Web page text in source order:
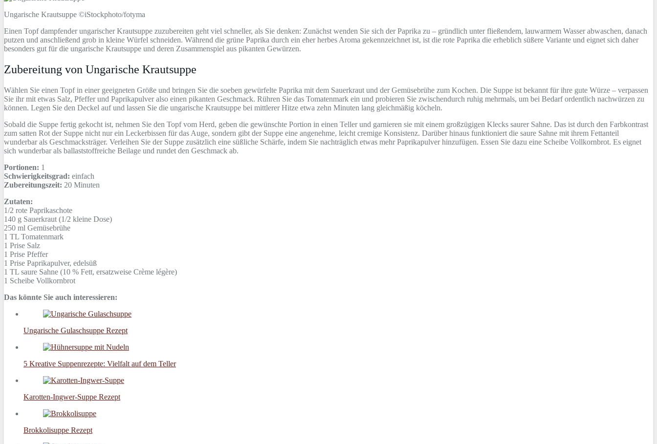
Ungarische Krautsuppe ©iStockphoto/fotyma
Einen Topf dampfender ungarischer Krautsuppe zuzubereiten geht viel schneller, als Sie denken: Zunächst wenden Sie sich der Paprika zu – gründlich unter fließendem, lauwarmem Wasser abwaschen, danach
putzen und anschließend grob in kleine Würfel schneiden. Während die grüne Paprika durch ein eher herbes Aroma gekennzeichnet ist, ist die rote Paprika die erheblich süßere Variante und eignet sich daher
besonders gut für die ungarische Krautsuppe und deren Zusammenspiel aus pikanten Gewürzen.
Zubereitung von Ungarische Krautsuppe
Wählen Sie einen Topf in einer geeigneten Größe und bringen Sie die soeben gewürfelte Paprika mit dem Sauerkraut und der Gemüsebrühe zum Kochen. Die Suppe ist bekannt für ihre gute Würze – verpassen
Sie ihr mit etwas Salz, Pfeffer und Paprikapulver also einen pikanten Geschmack. Rühren Sie das Tomatenmark ein und probieren Sie zwischendurch ruhig mehrmals, um bei Bedarf ordentlich nachwürzen zu
können. Legen Sie den Deckel auf und lassen Sie die ungarische Krautsuppe bei mittlerer Hitze etwa zehn Minuten lang gleichmäßig köcheln.
Sobald die Suppe fertig gekocht ist, nehmen Sie den Topf vom Herd, geben die gewünschte Portion in einen Teller und garnieren sie mit einem großzügigen Klecks saurer Sahne. Das ist durch den Farbkontrast
zum satten Rot der Suppe nicht nur ein Leckerbissen für das Auge, sondern gibt der Suppe eine angenehme, leicht cremige Konsistenz. Darüber hinaus funktioniert die saure Sahne mit ihrem Fettanteil
wunderbar als Geschmacksträger. Verleihen Sie der Suppe zusätzlich eine süßliche Schärfe, indem Sie nachträglich etwas mehr Paprikapulver hinzufügen. Essen Sie dazu eine Scheibe Vollkornbrot. Es eignet
sich wunderbar als ballaststoffreiche Beilage und rundet den Geschmack ab.
Portionen: 1
Schwierigkeitsgrad: einfach
Zubereitungszeit: 20 Minuten
Zutaten:
1/2 rote Paprikaschote
140 g Sauerkraut (1/2 kleine Dose)
250 ml Gemüsebrühe
1 TL Tomatenmark
1 Prise Salz
1 Prise Pfeffer
1 Prise Paprikapulver, edelsüß
1 TL saure Sahne (10 % Fett, ersatzweise Crème légère)
1 Scheibe Vollkornbrot
Das könnte Sie auch interessieren:
Ungarische Gulaschsuppe Rezept
5 Kreative Suppenrezepte: Vielfalt auf dem Teller
Karotten-Ingwer-Suppe Rezept
Brokkolisuppe Rezept